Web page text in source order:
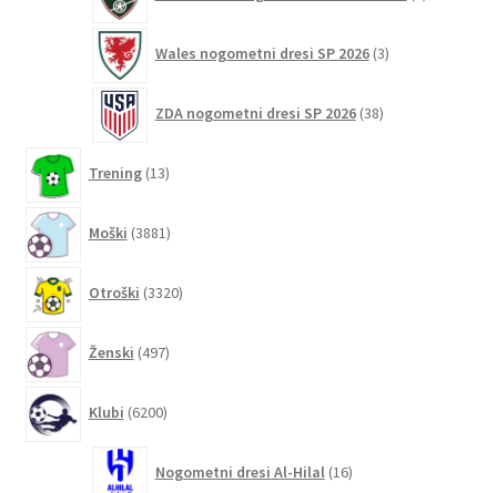
Wales nogometni dresi SP 2026 3izdelki
ZDA nogometni dresi SP 2026 38izdelkov
Trening 13izdelkov
Moški 3881izdelkov
Otroški 3320izdelkov
Ženski 497izdelkov
Klubi 6200izdelkov
Nogometni dresi Al-Hilal 16izdelkov